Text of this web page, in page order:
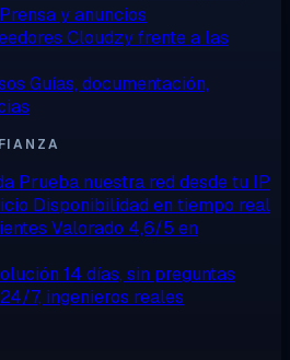
Prensa y anuncios
Cloudzy frente a las
Guías, documentación,
Prueba nuestra red desde tu IP
Disponibilidad en tiempo real
Valorado 4,6/5 en
14 días, sin preguntas
24/7, ingenieros reales